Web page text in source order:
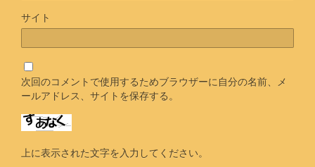
サイト
次回のコメントで使用するためブラウザーに自分の名前、メ
ールアドレス、サイトを保存する。
上に表示された文字を入力してください。